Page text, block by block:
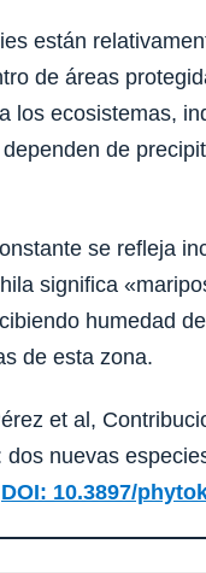
están
de áreas
los ecosistemas,
de
se refleja
significa
humedad
de esta zona.
et al,
nuevas
DOI: 10.3897/